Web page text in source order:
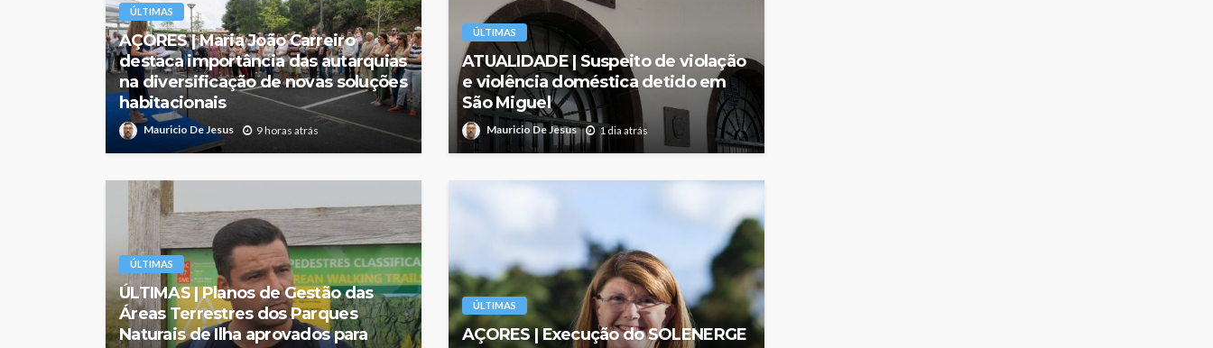
ÚLTIMAS
AÇORES | Maria João Carreiro
destaca importância das autarquias
na diversificação de novas soluções
habitacionais
Mauricio De Jesus 9 horas atrás
ÚLTIMAS
ATUALIDADE | Suspeito de violação
e violência doméstica detido em
São Miguel
Mauricio De Jesus 1 dia atrás
ÚLTIMAS
ÚLTIMAS | Planos de Gestão das
Áreas Terrestres dos Parques
Naturais de Ilha aprovados para
ÚLTIMAS
AÇORES | Execução do SOLENERGE